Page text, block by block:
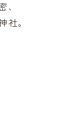
、
社。